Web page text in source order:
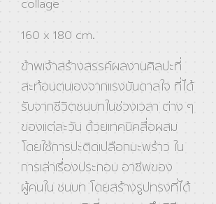
160 x 180 cm.
ข้าพเจ้าสร้างสรรค์ผลงานศิลปะที่
สะท้อนตนเองจากแรงบันดาลใจ ที่ได้
รับจากชีวิตชนบทในช่วงเวลา ต่าง ๆ
ของแต่ละวัน ด้วยเทคนิคสื่อผสม
โดยใช้การปะติดเปลือกมะพร้าว ใน
การเล่าเรื่องประกอบ อาชีพของ
ผู้คนใน ชนบท โดยสร้างรูปทรงที่ได้